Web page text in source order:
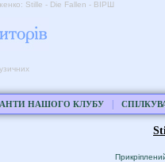
Stille - Die Fallen - ВІРШ
НАШОГО КЛУБУ